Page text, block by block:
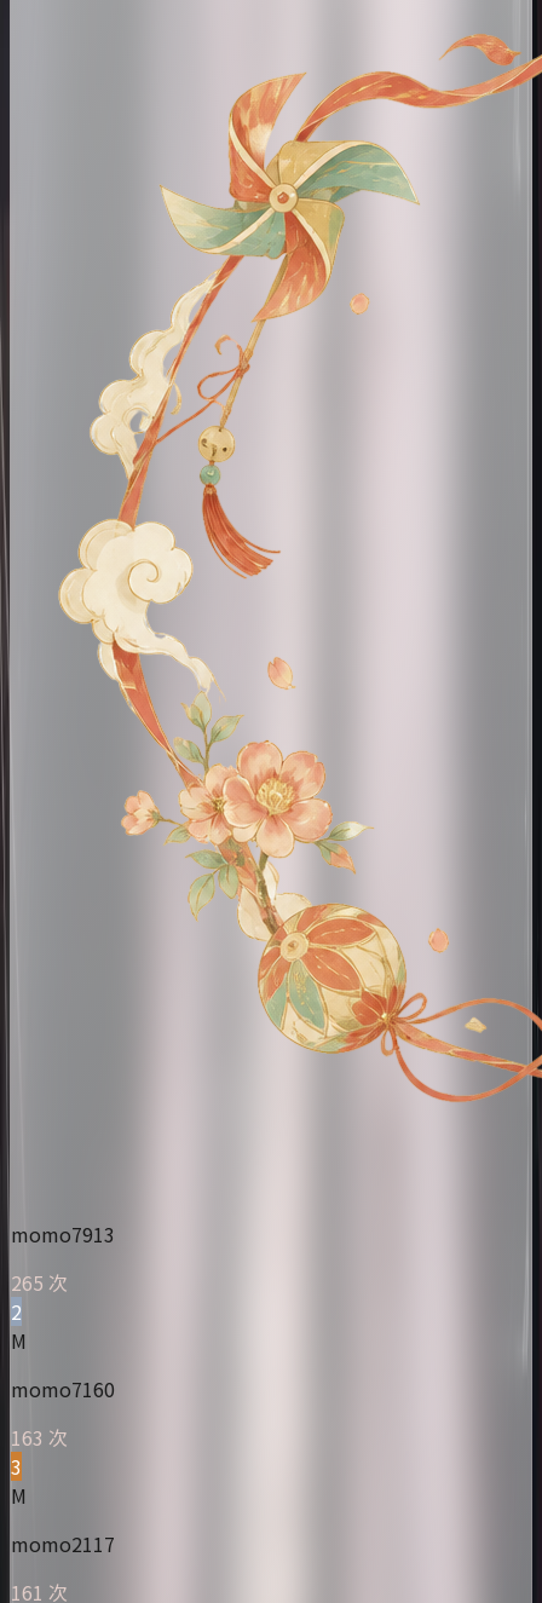
momo7913
265 次
2
M
momo7160
163 次
3
M
momo2117
161 次